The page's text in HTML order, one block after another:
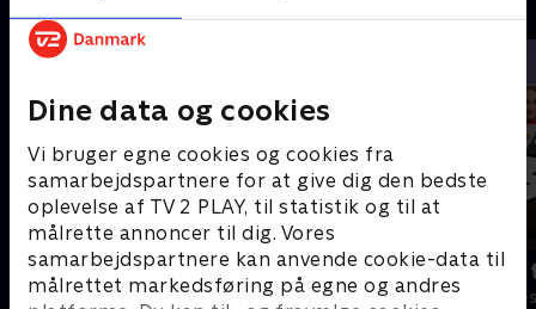
Dine data og cookies
Vi bruger egne cookies og cookies fra
samarbejdspartnere for at give dig den bedste
oplevelse af TV 2 PLAY, til statistik og til at
målrette annoncer til dig. Vores
samarbejdspartnere kan anvende cookie-data til
målrettet markedsføring på egne og andres
Robssons (dansk tale)
Komedie • 1 sæsoner
Bert (dansk
Komedie • 1